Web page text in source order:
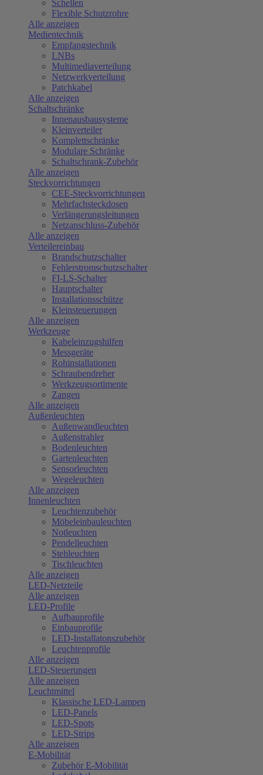
Schellen
Flexible Schutzrohre
Alle anzeigen
Medientechnik
Empfangstechnik
LNBs
Multimediaverteilung
Netzwerkverteilung
Patchkabel
Alle anzeigen
Schaltschränke
Innenausbausysteme
Kleinverteiler
Komplettschränke
Modulare Schränke
Schaltschrank-Zubehör
Alle anzeigen
Steckvorrichtungen
CEE-Steckvorrichtungen
Mehrfachsteckdosen
Verlängerungsleitungen
Netzanschluss-Zubehör
Alle anzeigen
Verteilereinbau
Brandschutzschalter
Fehlerstromschutzschalter
FI-LS-Schalter
Hauptschalter
Installationsschütze
Kleinsteuerungen
Alle anzeigen
Werkzeuge
Kabeleinzugshilfen
Messgeräte
Rohinstallationen
Schraubendreher
Werkzeugsortimente
Zangen
Alle anzeigen
Außenleuchten
Außenwandleuchten
Außenstrahler
Bodenleuchten
Gartenleuchten
Sensorleuchten
Wegeleuchten
Alle anzeigen
Innenleuchten
Leuchtenzubehör
Möbeleinbauleuchten
Notleuchten
Pendelleuchten
Stehleuchten
Tischleuchten
Alle anzeigen
LED-Netzteile
Alle anzeigen
LED-Profile
Aufbauprofile
Einbauprofile
LED-Installatonszubehör
Leuchtenprofile
Alle anzeigen
LED-Steuerungen
Alle anzeigen
Leuchtmittel
Klassische LED-Lampen
LED-Panels
LED-Spots
LED-Strips
Alle anzeigen
E-Mobilität
Zubehör E-Mobilität